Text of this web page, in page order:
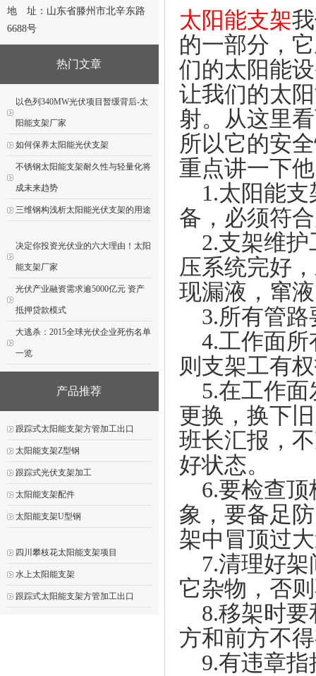
地 址：山东省滕州市北辛东路
6688号
热门文章
以色列340MW光伏项目暂缓背后-太
阳能支架厂家
如何保养太阳能光伏支架
不锈钢太阳能支架耐久性与轻量化将
成未来趋势
三维钢构浅析太阳能光伏支架的用途
决定你投资光伏业的六大理由！太阳
能支架厂家
光伏产业融资需求逾5000亿元 资产
抵押贷款模式
大逃杀：2015全球光伏企业死伤名单
一览
产品推荐
跟踪式太阳能支架方管加工出口
太阳能支架Z型钢
跟踪式光伏支架加工
太阳能支架配件
太阳能支架U型钢
四川攀枝花太阳能支架项目
水上太阳能支架
跟踪式太阳能支架方管加工出口
太阳能支架
的一部分，
们的太阳能
让我们的太
射。从这里
所以它的安
重点讲一下
1.太阳能支
备，必须符
2.支架维护
压系统完好
现漏液，窜
3.所有管路
4.工作面所
则支架工有
5.在工作面
更换，换下
班长汇报，
好状态。
6.要检查顶
象，要备足
架中冒顶过
7.清理好架
它杂物，否
8.移架时要
方和前方不
9.有违章指